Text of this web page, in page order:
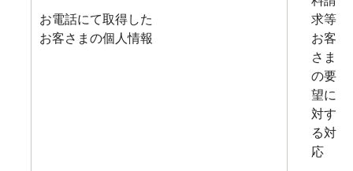
お電話にて取得した
お客さまの個人情報
求等
お客
さま
の要
望に
対す
る対
応